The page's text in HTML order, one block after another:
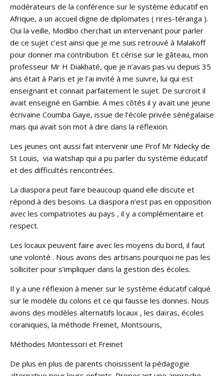
modérateurs de la conférence sur le système éducatif en
Afrique, a un accueil digne de diplomates ( rires-téranga ).
Oui la veille, Modibo cherchait un intervenant pour parler
de ce sujet c’est ainsi que je me suis retrouvé à Malakoff
pour donner ma contribution. Et cérise sur le gâteau, mon
professeur Mr H Diakhaté, que je n’avais pas vu depuis 35
ans était à Paris et je l’ai invité à me suivre, lui qui est
enseignant et connait parfaitement le sujet. De surcroit il
avait enseigné en Gambie. A mes côtés il y avait une jeune
écrivaine Coumba Gaye, issue de l’école privée sénégalaise
mais qui avait son mot à dire dans la réflexion.
Les jeunes ont aussi fait intervenir une Prof Mr Ndecky de
St Louis, via watshap qui a pu parler du système éducatif
et des difficultés rencontrées.
La diaspora peut faire beaucoup quand elle discute et
répond à des besoins. La diaspora n’est pas en opposition
avec les compatriotes au pays , il y a complémentaire et
respect.
Les locaux peuvent faire avec les moyens du bord, il faut
une volonté . Nous avons des artisans pourquoi ne pas les
solliciter pour s’impliquer dans la gestion des écoles.
Il y a une réflexion à mener sur le système éducatif calqué
sur le modèle du colons et ce qui fausse les donnes. Nous
avons des modèles alternatifs locaux , les daïras, écoles
coraniques, la méthode Freinet, Montsouris,
Méthodes Montessori et Freinet
De plus en plus de parents choisissent la pédagogie